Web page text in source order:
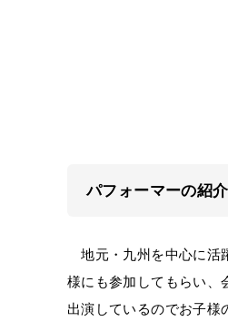
パフォーマーの紹介
地元・九州を中心に活
様にも参加してもらい、
出演しているのでお子様